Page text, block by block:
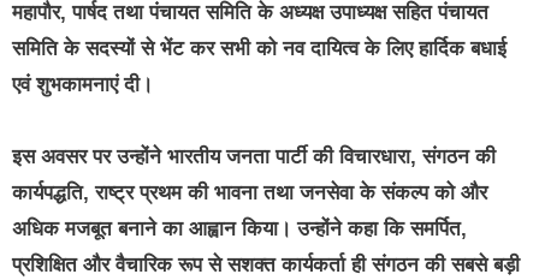
महापौर, पार्षद तथा पंचायत समिति के अध्यक्ष उपाध्यक्ष सहित पंचायत
समिति के सदस्यों से भेंट कर सभी को नव दायित्व के लिए हार्दिक बधाई
एवं शुभकामनाएं दी।
इस अवसर पर उन्होंने भारतीय जनता पार्टी की विचारधारा, संगठन की
कार्यपद्धति, राष्ट्र प्रथम की भावना तथा जनसेवा के संकल्प को और
अधिक मजबूत बनाने का आह्वान किया। उन्होंने कहा कि समर्पित,
प्रशिक्षित और वैचारिक रूप से सशक्त कार्यकर्ता ही संगठन की सबसे बड़ी